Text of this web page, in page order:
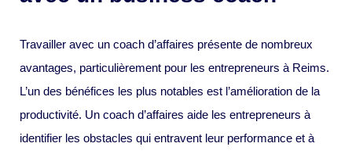
Travailler avec un coach d’affaires présente de nombreux
avantages, particulièrement pour les entrepreneurs à Reims.
L’un des bénéfices les plus notables est l’amélioration de la
productivité. Un coach d’affaires aide les entrepreneurs à
identifier les obstacles qui entravent leur performance et à